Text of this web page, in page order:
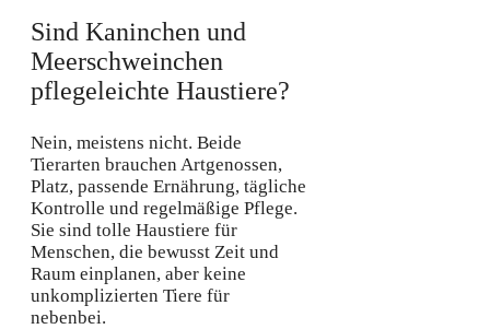
Sind Kaninchen und
Meerschweinchen
pflegeleichte Haustiere?
Nein, meistens nicht. Beide
Tierarten brauchen Artgenossen,
Platz, passende Ernährung, tägliche
Kontrolle und regelmäßige Pflege.
Sie sind tolle Haustiere für
Menschen, die bewusst Zeit und
Raum einplanen, aber keine
unkomplizierten Tiere für
nebenbei.